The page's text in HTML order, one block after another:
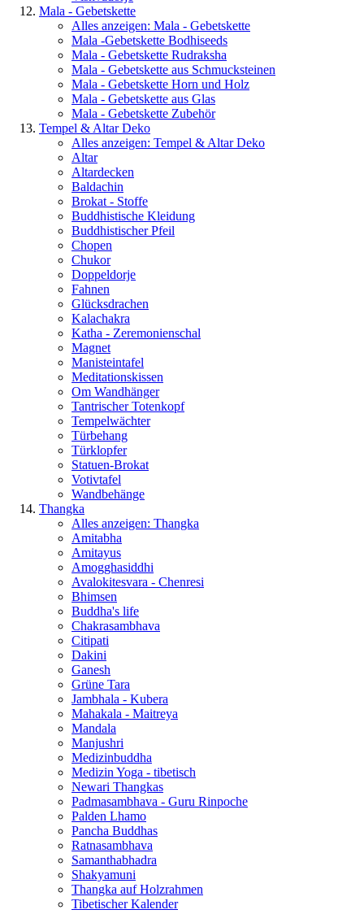
Mala - Gebetskette
Alles anzeigen: Mala - Gebetskette
Mala -Gebetskette Bodhiseeds
Mala - Gebetskette Rudraksha
Mala - Gebetskette aus Schmucksteinen
Mala - Gebetskette Horn und Holz
Mala - Gebetskette aus Glas
Mala - Gebetskette Zubehör
Tempel & Altar Deko
Alles anzeigen: Tempel & Altar Deko
Altar
Altardecken
Baldachin
Brokat - Stoffe
Buddhistische Kleidung
Buddhistischer Pfeil
Chopen
Chukor
Doppeldorje
Fahnen
Glücksdrachen
Kalachakra
Katha - Zeremonienschal
Magnet
Manisteintafel
Meditationskissen
Om Wandhänger
Tantrischer Totenkopf
Tempelwächter
Türbehang
Türklopfer
Statuen-Brokat
Votivtafel
Wandbehänge
Thangka
Alles anzeigen: Thangka
Amitabha
Amitayus
Amogghasiddhi
Avalokitesvara - Chenresi
Bhimsen
Buddha's life
Chakrasambhava
Citipati
Dakini
Ganesh
Grüne Tara
Jambhala - Kubera
Mahakala - Maitreya
Mandala
Manjushri
Medizinbuddha
Medizin Yoga - tibetisch
Newari Thangkas
Padmasambhava - Guru Rinpoche
Palden Lhamo
Pancha Buddhas
Ratnasambhava
Samanthabhadra
Shakyamuni
Thangka auf Holzrahmen
Tibetischer Kalender